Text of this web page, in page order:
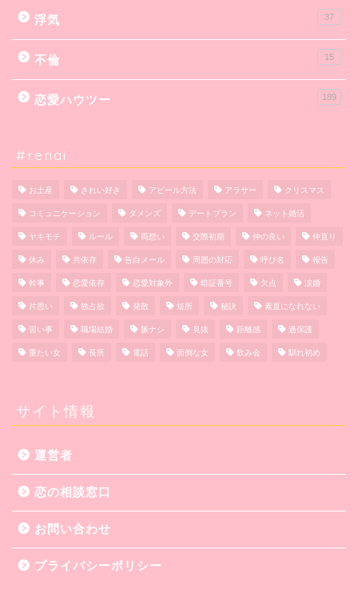
浮気 37
不倫 15
恋愛ハウツー 189
#renai
お土産 きれい好き アピール方法 アラサー クリスマス
コミュニケーション ダメンズ デートプラン ネット婚活
ヤキモチ ルール 両想い 交際初期 仲の良い 仲直り
休み 共依存 告白メール 周囲の対応 呼び名 報告
幹事 恋愛依存 恋愛対象外 暗証番号 欠点 涙婚
片思い 独占欲 発散 短所 秘訣 素直になれない
習い事 職場結婚 脈ナシ 見抜 距離感 過保護
重たい女 長所 電話 面倒な女 飲み会 馴れ初め
サイト情報
運営者
恋の相談窓口
お問い合わせ
プライバシーポリシー